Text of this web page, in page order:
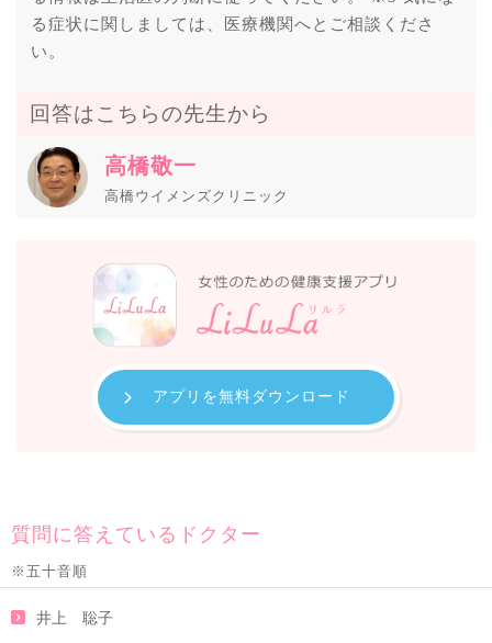
る症状に関しましては、医療機関へとご相談くださ
い。
回答はこちらの先生から
高橋敬一
高橋ウイメンズクリニック
アプリを無料ダウンロード
質問に答えているドクター
※五十音順
井上 聡子